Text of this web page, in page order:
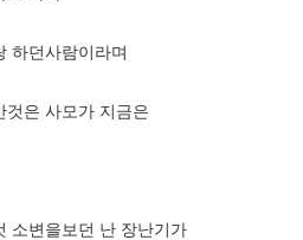
하던사람이라며
것은 사모가 지금은
소변을보던 난 장난기가